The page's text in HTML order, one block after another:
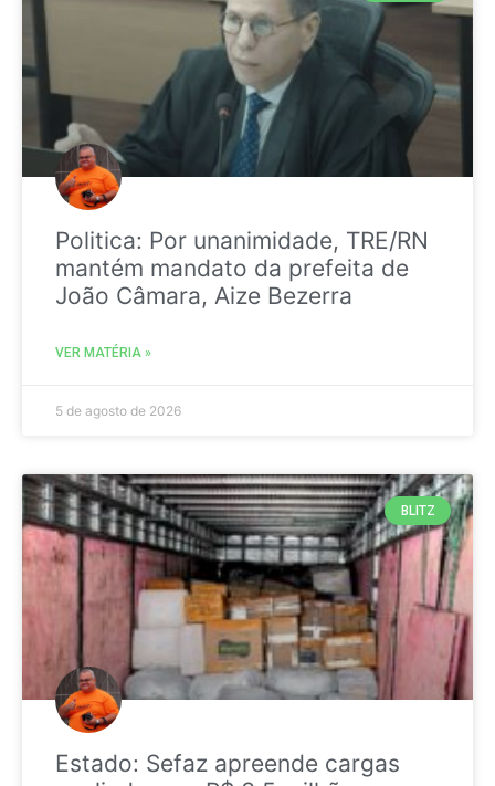
Politica: Por unanimidade, TRE/RN
mantém mandato da prefeita de
João Câmara, Aize Bezerra
VER MATÉRIA »
5 de agosto de 2026
BLITZ
Estado: Sefaz apreende cargas